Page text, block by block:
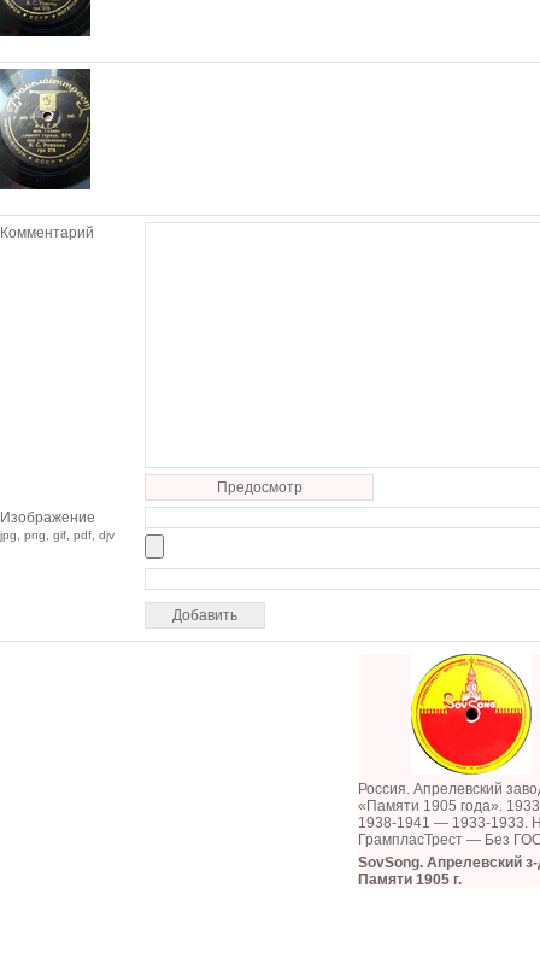
Комментарий
Предосмотр
Изображение
jpg, png, gif, pdf, djv
Россия. Апрелевский
«Памяти 1905 года».
1938-1941 — 1933-1933.
ГрампласТрест — Без
SovSong. Апрелевский
Памяти 1905 г.